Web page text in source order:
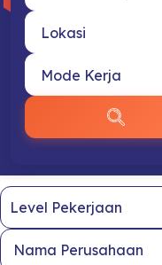
Nama Perusahaan